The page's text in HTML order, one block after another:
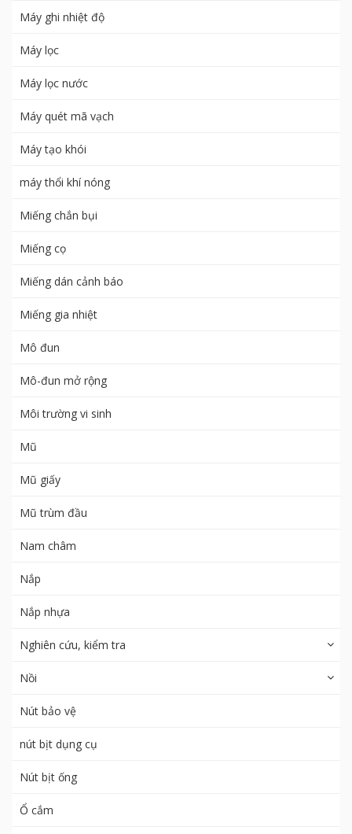
Máy ghi nhiệt độ
Máy lọc
Máy lọc nước
Máy quét mã vạch
Máy tạo khói
máy thổi khí nóng
Miếng chắn bụi
Miếng cọ
Miếng dán cảnh báo
Miếng gia nhiệt
Mô đun
Mô-đun mở rộng
Môi trường vi sinh
Mũ
Mũ giấy
Mũ trùm đầu
Nam châm
Nắp
Nắp nhựa
Nghiên cứu, kiểm tra
Nồi
Nút bảo vệ
nút bịt dụng cụ
Nút bịt ống
Ổ cắm